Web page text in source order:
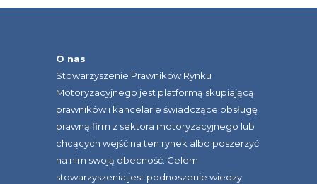
O nas
Stowarzyszenie Prawników Rynku
Motoryzacyjnego jest platformą skupiającą
prawników i kancelarie świadczące obsługę
prawną firm z sektora motoryzacyjnego lub
chcących wejść na ten rynek albo poszerzyć
na nim swoją obecność. Celem
stowarzyszenia jest podnoszenie wiedzy